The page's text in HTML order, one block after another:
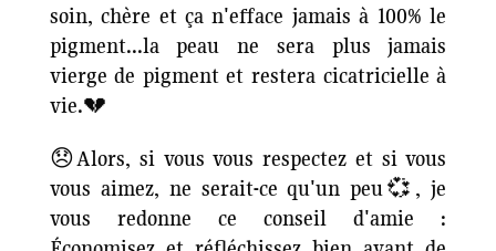
soin, chère et ça n'efface jamais à 100% le
pigment...la peau ne sera plus jamais
vierge de pigment et restera cicatricielle à
vie.💔
😞Alors, si vous vous respectez et si vous
vous aimez, ne serait-ce qu'un peu💞, je
vous redonne ce conseil d'amie :